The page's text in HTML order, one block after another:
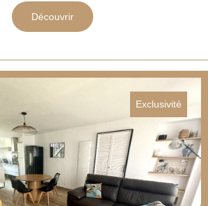
Découvrir
Exclusivité